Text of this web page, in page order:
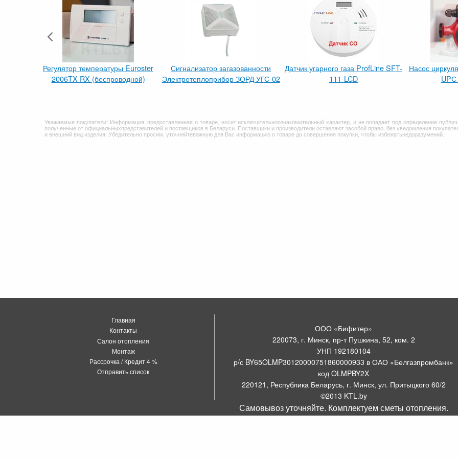
Регулятор температуры Euroster
2006TX RX (беспроводной)
Сигнализатор загазованности
Электротеплоприбор ЗОРД УГС-02
Датчик угарного газа ProfLine SFT-
111-LCD
Насос
Уважаемые покупатели! Информация, предоставленная о товаре, носит исключительноознакомительный характер, и не попадает под определение
полученные от официальныхпредставителей и поставщиков в Беларуси. Поставщики и производители оставляют засобой право, без уведомления
и внешний вид изделия. Убедительно просим, уточняйтеважную для Вас информацию о товаре до совершения покупки, чтобы избежатьнедоразумений.
Главная
Контакты
Салон отопления
Монтаж
Рассрочка / Кредит 4 %
Отправить список
ООО «Бифитер»
220073, г. Минск, пр-т Пушкина, 52, ком. 2
УНП 192180104
р/с BY65OLMP30120000751860000933 в ОАО «Белгазпромбанк»
код OLMPBY2X
220121, Республика Беларусь, г. Минск, ул. Притыцкого 60/2
©2013 KTL.by
Пн-Пт:10:05-17:30Сб:11:00-13:00
Самовывоз уточняйте. Комплектуем сметы отопления.